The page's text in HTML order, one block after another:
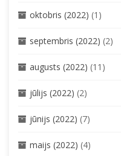
oktobris (2022) (1)
septembris (2022) (2)
augusts (2022) (11)
jūlijs (2022) (2)
jūnijs (2022) (7)
maijs (2022) (4)